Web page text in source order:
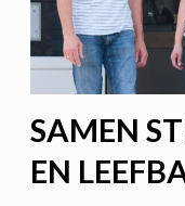
SAMEN
EN